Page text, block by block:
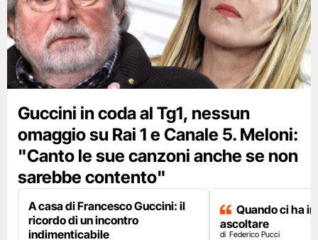
Guccini in coda al Tg1, nessun
omaggio su Rai 1 e Canale 5. Meloni:
"Canto le sue canzoni anche se non
sarebbe contento"
A casa di Francesco Guccini: il
ricordo di un incontro
indimenticabile
Quando ci ha
ascoltare
Federico Pucci